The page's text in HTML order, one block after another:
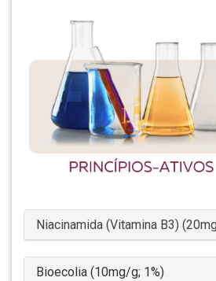
Niacinamida (Vitamina B3)
Bioecolia (10mg/g; 1%)